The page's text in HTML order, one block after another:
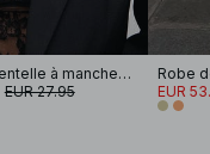
Haut en dentelle à manches longues
EUR 27.95
EUR